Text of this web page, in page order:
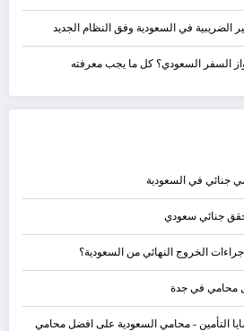
الضريبية في السعودية وفق النظام الجديد
السفر السعودي؟ كل ما يجب معرفته
جنائي في السعودية
جنائي سعودي
الخروج النهائي من السعودية؟
محامي في جدة
- محامي السعودية على افضل محامي